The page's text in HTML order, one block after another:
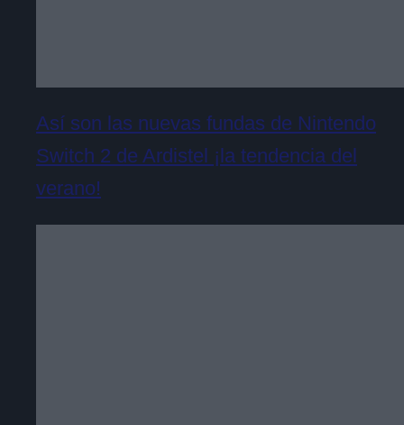
Así son las nuevas fundas de Nintendo
Switch 2 de Ardistel ¡la tendencia del
verano!